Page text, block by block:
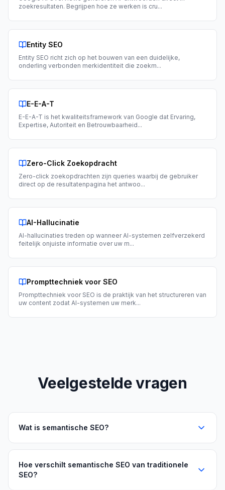
zoekresultaten. Begrijpen hoe ze werken is cru...
Entity SEO
Entity SEO richt zich op het bouwen van een duidelijke,
onderling verbonden merkidentiteit die zoekm...
E-E-A-T
E-E-A-T is het kwaliteitsframework van Google dat Ervaring,
Expertise, Autoriteit en Betrouwbaarheid...
Zero-Click Zoekopdracht
Zero-click zoekopdrachten zijn queries waarbij de gebruiker
direct op de resultatenpagina het antwoo...
AI-Hallucinatie
AI-hallucinaties treden op wanneer AI-systemen zelfverzekerd
feitelijk onjuiste informatie over uw m...
Prompttechniek voor SEO
Prompttechniek voor SEO is de praktijk van het structureren van
uw content zodat AI-systemen uw merk...
Veelgestelde vragen
Wat is semantische SEO?
Hoe verschilt semantische SEO van traditionele
SEO?